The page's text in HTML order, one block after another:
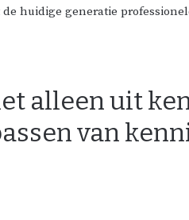
huidige generatie
alleen uit
van